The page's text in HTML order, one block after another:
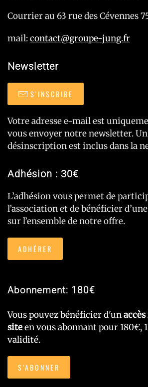
Courrier au 63 rue des Cévennes
mail:contact@groupe-jung.fr
Newsletter
S'INSCRIRE
Votre adresse e-mail est
vous envoyer notre newsletter.
désinscription est inclus dans la
Adhésion : 30€
L’adhésion vous permet de
l’association et de bénéficier
sur l’ensemble de notre offre.
ADHÉRER
Abonnement: 180€
Vous pouvez bénéficier d'un
siteen vous abonnant pour 180€,
validité.
S'ABONNER